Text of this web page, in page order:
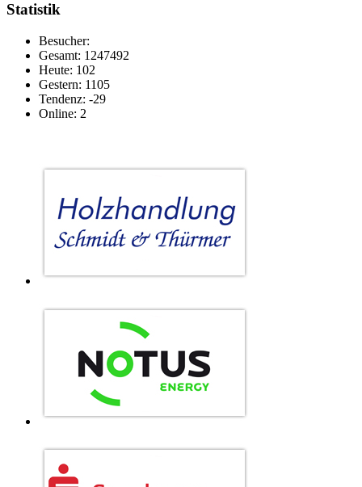
Statistik
Besucher:
Gesamt: 1247492
Heute: 102
Gestern: 1105
Tendenz: -29
Online: 2